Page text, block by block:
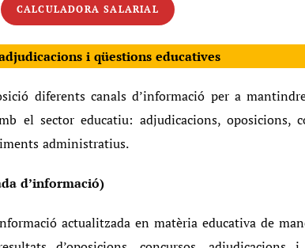
CALCULADORA SALARIAL
i qüestions educatives
diferents canals d’informació per a
el sector educatiu: adjudicacions, oposicions,
administratius.
d’informació)
actualitzada en matèria educativa de